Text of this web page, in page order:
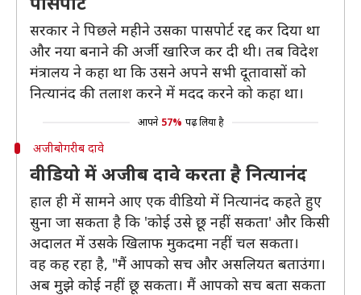
सरकार ने पिछले महीने उसका पासपोर्ट रद्द कर दिया था
और नया बनाने की अर्जी खारिज कर दी थी। तब विदेश
मंत्रालय ने कहा था कि उसने अपने सभी दूतावासों को
नित्यानंद की तलाश करने में मदद करने को कहा था।
आपने 57% पढ़ लिया है
अजीबोगरीब दावे
वीडियो में अजीब दावे करता है नित्यानंद
हाल ही में सामने आए एक वीडियो में नित्यानंद कहते हुए
सुना जा सकता है कि 'कोई उसे छू नहीं सकता' और किसी
अदालत में उसके खिलाफ मुकदमा नहीं चल सकता।
वह कह रहा है, "मैं आपको सच और असलियत बताउंगा।
अब मुझे कोई नहीं छू सकता। मैं आपको सच बता सकता